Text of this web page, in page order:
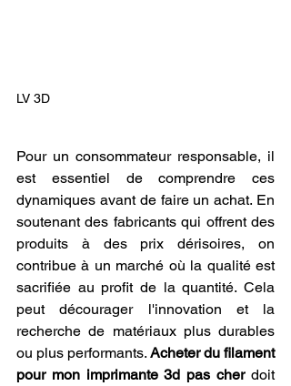
LV 3D
Pour un consommateur responsable, il
est essentiel de comprendre ces
dynamiques avant de faire un achat. En
soutenant des fabricants qui offrent des
produits à des prix dérisoires, on
contribue à un marché où la qualité est
sacrifiée au profit de la quantité. Cela
peut décourager l'innovation et la
recherche de matériaux plus durables
ou plus performants. Acheter du filament
pour mon imprimante 3d pas cher doit